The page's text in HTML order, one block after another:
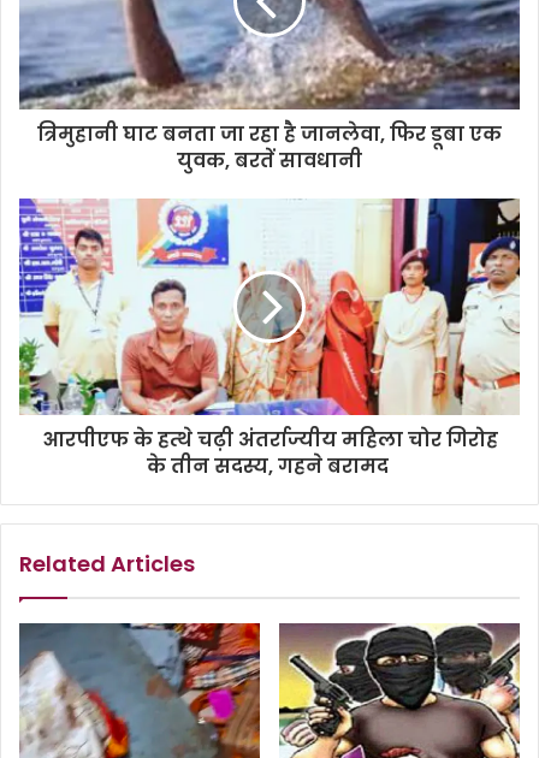
त्रिमुहानी घाट बनता जा रहा है जानलेवा, फिर डूबा एक
युवक, बरतें सावधानी
आरपीएफ के हत्थे चढ़ी अंतर्राज्यीय महिला चोर गिरोह
के तीन सदस्य, गहने बरामद
Related Articles